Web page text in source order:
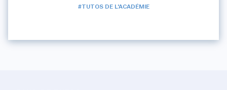
#TUTOS DE L'ACADÉMIE